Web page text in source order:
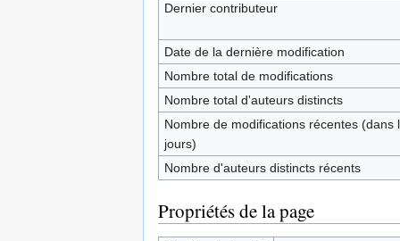
Dernier contributeur
Date de la dernière modification
Nombre total de modifications
Nombre total d'auteurs distincts
Nombre de modifications récentes (dans
jours)
Nombre d'auteurs distincts récents
Propriétés de la page